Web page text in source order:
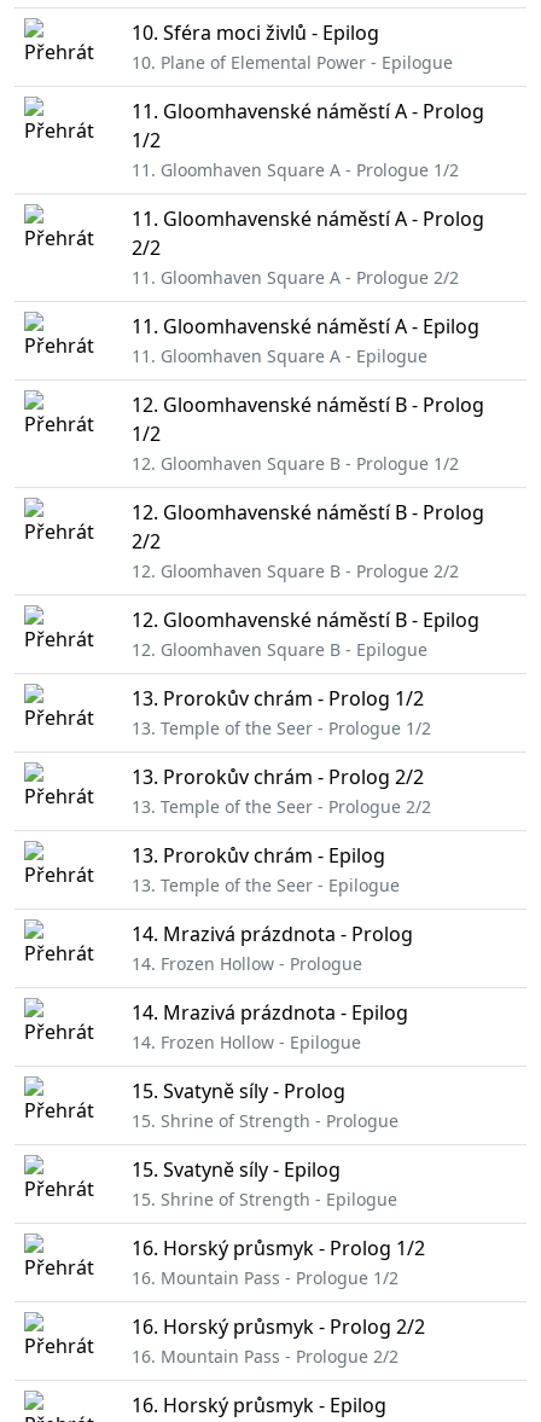
10. Sféra moci živlů - Epilog
10. Plane of Elemental Power - Epilogue
11. Gloomhavenské náměstí A - Prolog
1/2
11. Gloomhaven Square A - Prologue 1/2
11. Gloomhavenské náměstí A - Prolog
2/2
11. Gloomhaven Square A - Prologue 2/2
11. Gloomhavenské náměstí A - Epilog
11. Gloomhaven Square A - Epilogue
12. Gloomhavenské náměstí B - Prolog
1/2
12. Gloomhaven Square B - Prologue 1/2
12. Gloomhavenské náměstí B - Prolog
2/2
12. Gloomhaven Square B - Prologue 2/2
12. Gloomhavenské náměstí B - Epilog
12. Gloomhaven Square B - Epilogue
13. Prorokův chrám - Prolog 1/2
13. Temple of the Seer - Prologue 1/2
13. Prorokův chrám - Prolog 2/2
13. Temple of the Seer - Prologue 2/2
13. Prorokův chrám - Epilog
13. Temple of the Seer - Epilogue
14. Mrazivá prázdnota - Prolog
14. Frozen Hollow - Prologue
14. Mrazivá prázdnota - Epilog
14. Frozen Hollow - Epilogue
15. Svatyně síly - Prolog
15. Shrine of Strength - Prologue
15. Svatyně síly - Epilog
15. Shrine of Strength - Epilogue
16. Horský průsmyk - Prolog 1/2
16. Mountain Pass - Prologue 1/2
16. Horský průsmyk - Prolog 2/2
16. Mountain Pass - Prologue 2/2
16. Horský průsmyk - Epilog